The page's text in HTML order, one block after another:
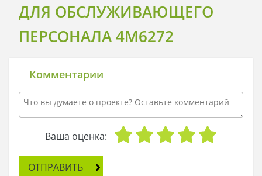
ДЛЯ ОБСЛУЖИВАЮЩЕГО
ПЕРСОНАЛА 4M6272
Комментарии
Ваша оценка:
ОТПРАВИТЬ